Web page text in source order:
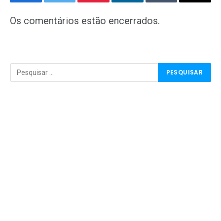
Os comentários estão encerrados.